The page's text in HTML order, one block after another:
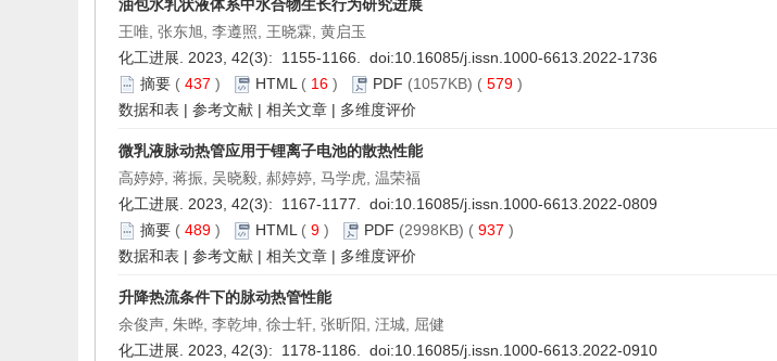
油包水乳状液体系中水合物生长行为研究进展
王唯, 张东旭, 李遵照, 王晓霖, 黄启玉
化工进展. 2023, 42(3): 1155-1166. doi:10.16085/j.issn.1000-6613.2022-1736
摘要 ( 437 ) HTML ( 16 ) PDF (1057KB) ( 579 )
数据和表 | 参考文献 | 相关文章 | 多维度评价
微乳液脉动热管应用于锂离子电池的散热性能
高婷婷, 蒋振, 吴晓毅, 郝婷婷, 马学虎, 温荣福
化工进展. 2023, 42(3): 1167-1177. doi:10.16085/j.issn.1000-6613.2022-0809
摘要 ( 489 ) HTML ( 9 ) PDF (2998KB) ( 937 )
数据和表 | 参考文献 | 相关文章 | 多维度评价
升降热流条件下的脉动热管性能
余俊声, 朱晔, 李乾坤, 徐士轩, 张昕阳, 汪城, 屈健
化工进展. 2023, 42(3): 1178-1186. doi:10.16085/j.issn.1000-6613.2022-0910